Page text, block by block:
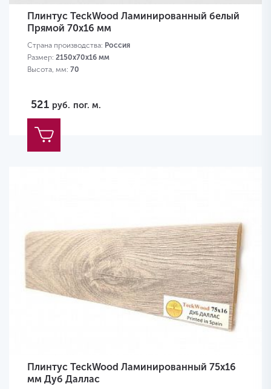
Плинтус TeckWood Ламинированный белый
Прямой 70х16 мм
Страна производства: Россия
Размер: 2150х70х16 мм
Высота, мм: 70
521 руб. пог. м.
Плинтус TeckWood Ламинированный 75х16
мм Дуб Даллас